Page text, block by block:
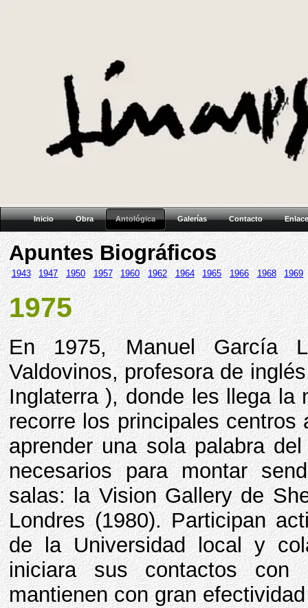
Inicio Obra Antológica Galerías Contacto
Apuntes Biográficos
1943 1947 1950 1957 1960 1962 1964 1965 1966 1968 1969
1975
En 1975, Manuel García
Valdovinos, profesora de
Inglaterra ), donde les llega la
recorre los principales
aprender una sola palabra
necesarios para montar
salas: la Vision Gallery de
Londres (1980). Participan
de la Universidad local y
iniciara sus contactos
mantienen con gran